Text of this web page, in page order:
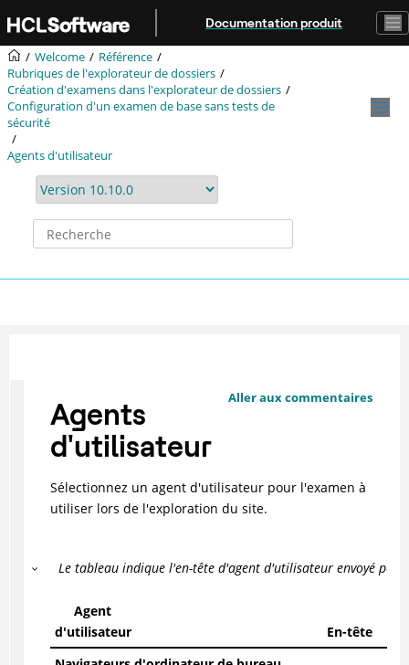
Aller au contenu principal
Documentation produit
Welcome
Référence
Rubriques de l'explorateur de dossiers
Création d'examens dans l'explorateur de dossiers
Configuration d'un examen de base sans tests de
sécurité
Agents d'utilisateur
Aller aux commentaires
Agents
d'utilisateur
Sélectionnez un agent d'utilisateur pour l'examen à
utiliser lors de l'exploration du site.
Le tableau indique l'en-tête d'agent d'utilisateur envoyé
Agent
d'utilisateur
En-tête